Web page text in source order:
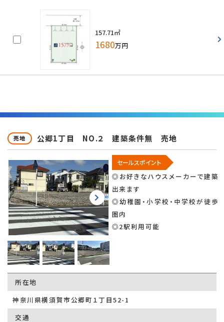
157.71㎡
1680万円
売地 公郷1丁目 NO.２ 建築条件無 売地
セールスポイント
◎お好きなハウスメーカーで建築
出来ます
◎幼稚園・小学校・中学校が徒歩
圏内
◎2駅利用可能
所在地
神奈川県横須賀市公郷町１丁目52-1
交通